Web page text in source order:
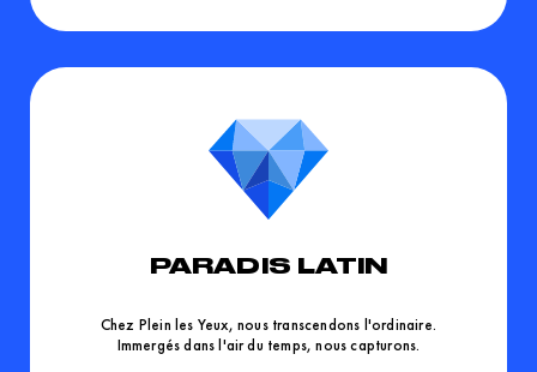
PARADIS LATIN
Chez Plein les Yeux, nous transcendons l'ordinaire.
Immergés dans l'air du temps, nous capturons.